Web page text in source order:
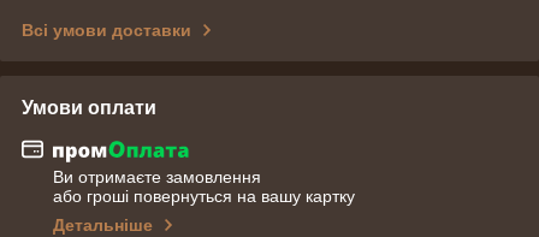
Всі умови доставки
Умови оплати
Ви отримаєте замовлення
або гроші повернуться на вашу картку
Детальніше